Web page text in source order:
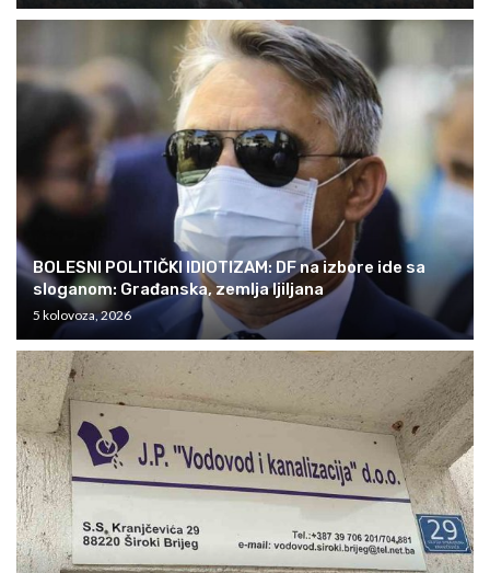
BOLESNI POLITIČKI IDIOTIZAM: DF na izbore ide sa
sloganom: Građanska, zemlja ljiljana
5 kolovoza, 2026